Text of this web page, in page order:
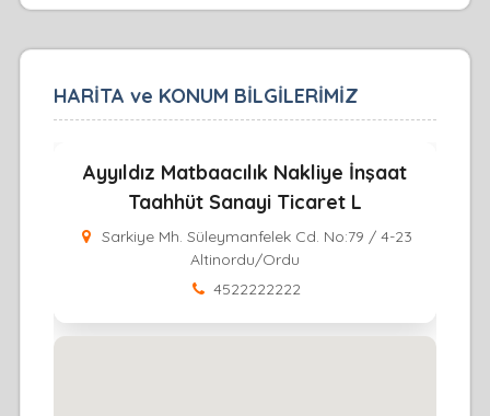
HARİTA ve KONUM BİLGİLERİMİZ
Ayyıldız Matbaacılık Nakliye İnşaat
Taahhüt Sanayi Ticaret L
Sarkiye Mh. Süleymanfelek Cd. No:79 / 4-23
Altinordu/Ordu
4522222222